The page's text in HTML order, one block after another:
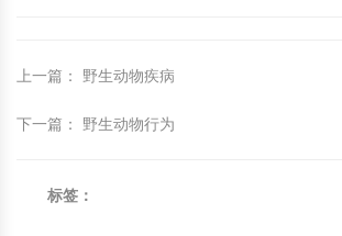
上一篇 ： 野生动物疾病
下一篇 ： 野生动物行为
标签：